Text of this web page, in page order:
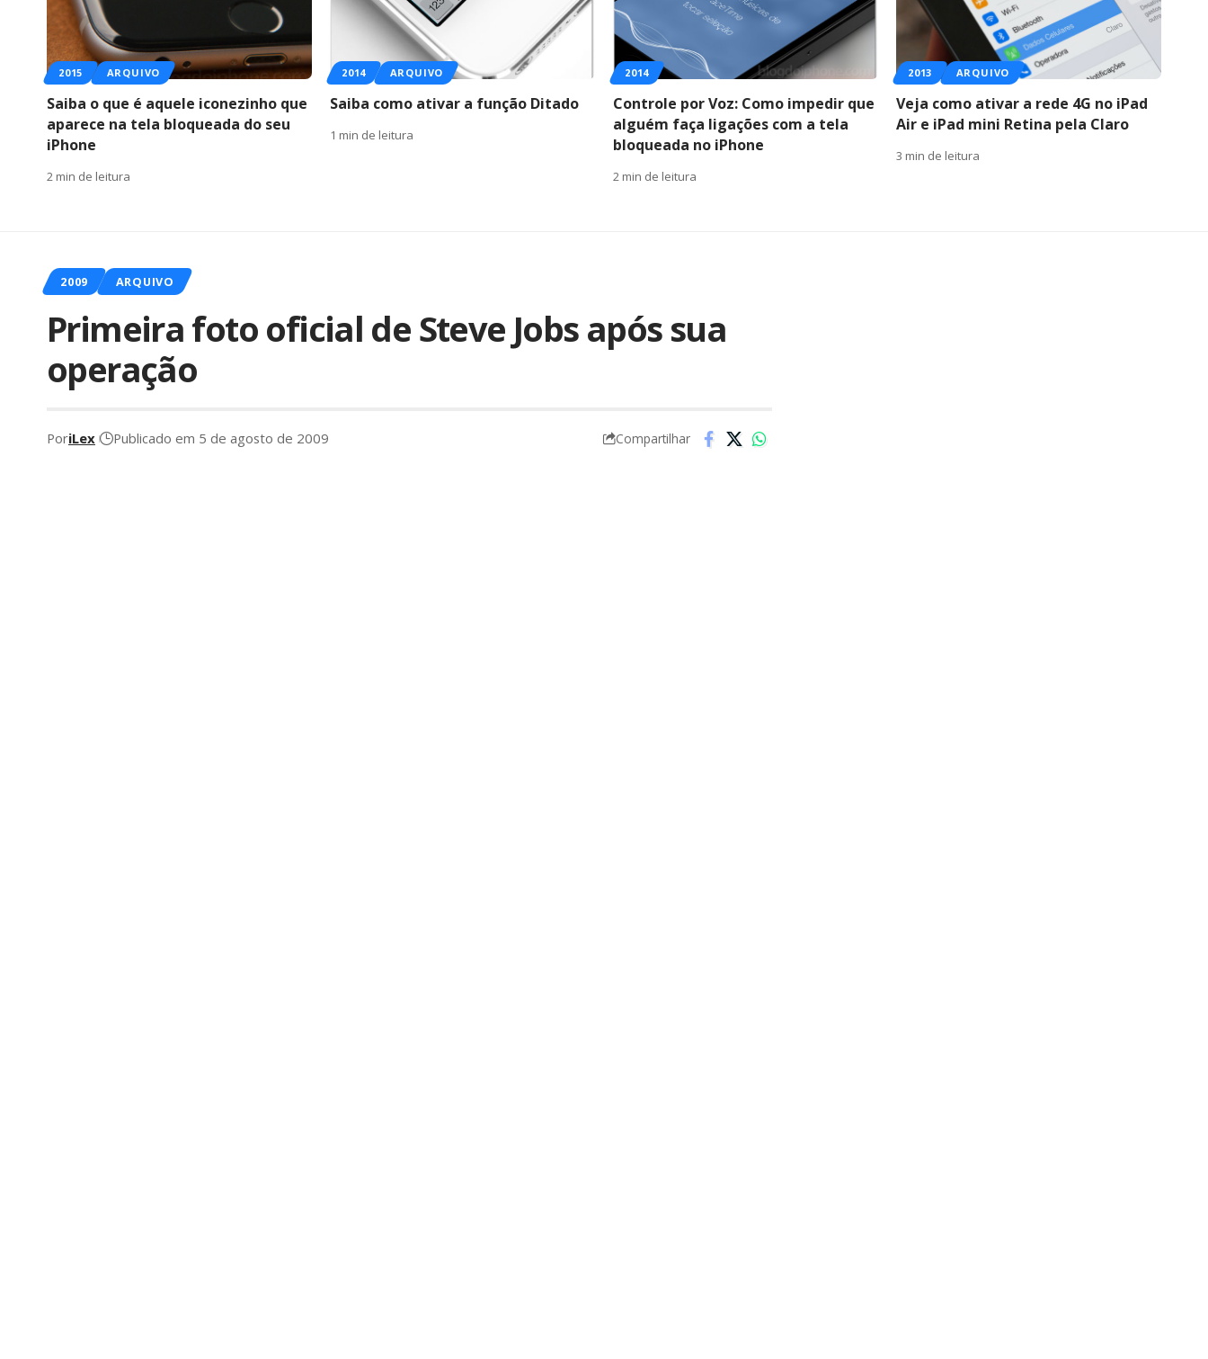
2015 ARQUIVO
Saiba o que é aquele iconezinho que
aparece na tela bloqueada do seu
iPhone
2 min de leitura
2014 ARQUIVO
Saiba como ativar a função Ditado
1 min de leitura
2014
Controle por Voz: Como impedir que
alguém faça ligações com a tela
bloqueada no iPhone
2 min de leitura
2013 ARQUIVO
Veja como ativar a rede 4G no iPad
Air e iPad mini Retina pela Claro
3 min de leitura
2009 ARQUIVO
Primeira foto oficial de Steve Jobs após sua
operação
PoriLex Publicado em 5 de agosto de 2009 Compartilhar